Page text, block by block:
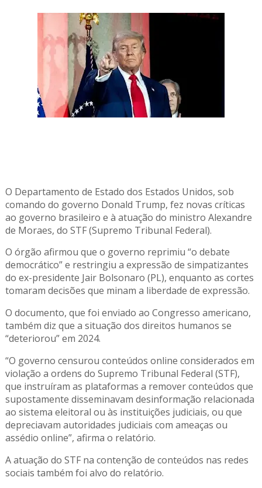
O Departamento de Estado dos Estados Unidos, sob
comando do governo Donald Trump, fez novas críticas
ao governo brasileiro e à atuação do ministro Alexandre
de Moraes, do STF (Supremo Tribunal Federal).
O órgão afirmou que o governo reprimiu “o debate
democrático” e restringiu a expressão de simpatizantes
do ex-presidente Jair Bolsonaro (PL), enquanto as cortes
tomaram decisões que minam a liberdade de expressão.
O documento, que foi enviado ao Congresso americano,
também diz que a situação dos direitos humanos se
“deteriorou” em 2024.
“O governo censurou conteúdos online considerados em
violação a ordens do Supremo Tribunal Federal (STF),
que instruíram as plataformas a remover conteúdos que
supostamente disseminavam desinformação relacionada
ao sistema eleitoral ou às instituições judiciais, ou que
depreciavam autoridades judiciais com ameaças ou
assédio online”, afirma o relatório.
A atuação do STF na contenção de conteúdos nas redes
sociais também foi alvo do relatório.